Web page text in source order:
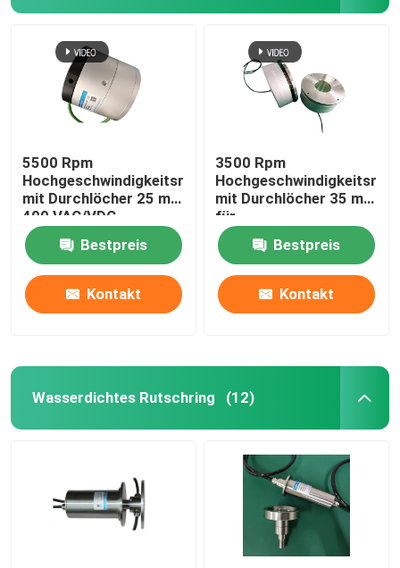
5500 Rpm
Hochgeschwindigkeitsrutschring
mit Durchlöcher 25 mm
400 VAC/VDC
Bestpreis
Kontakt
3500 Rpm
mit Durchlöcher 35 mm
für
Zentrifugalmaschine
Bestpreis
Kontakt
Wasserdichtes Rutschring (12)